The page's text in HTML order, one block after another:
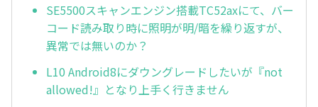
SE5500スキャンエンジン搭載TC52axにて、バー
コード読み取り時に照明が明/暗を繰り返すが、
異常では無いのか？
L10 Android8にダウングレードしたいが『not
allowed!』となり上手く行きません